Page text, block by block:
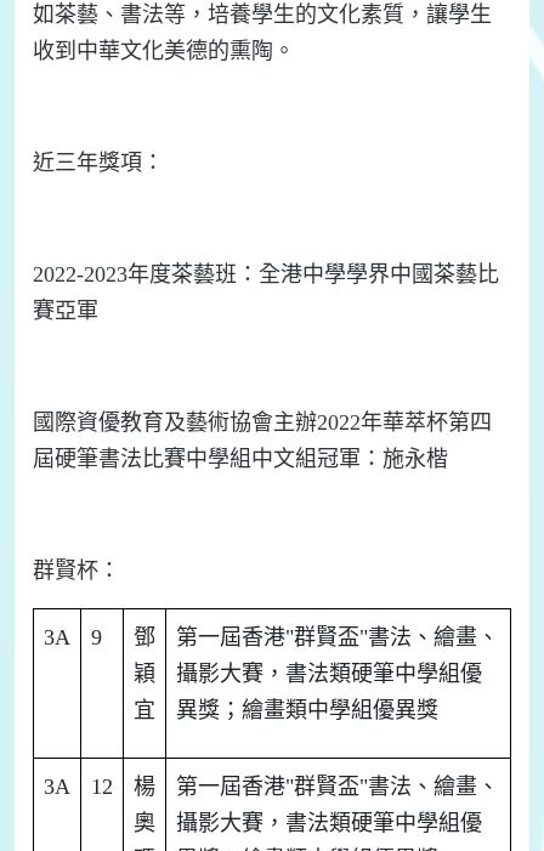
如茶藝、書法等，培養學生的文化素質，讓學生
收到中華文化美德的熏陶。
近三年獎項：
2022-2023年度茶藝班： 全港中學學界中國茶藝比
賽亞軍
國際資優教育及藝術協會主辦2022年華萃杯第四
屆硬筆書法比賽中學組中文組冠軍：施永楷
群賢杯 ：
3A 9
鄧
穎
宜
第一屆香港"群賢盃"書法、繪畫、
攝影大賽，書法類硬筆中學組優
異獎；繪畫類中學組優異獎
3A 12
楊
奧
第一屆香港"群賢盃"書法、繪畫、
攝影大賽，書法類硬筆中學組優